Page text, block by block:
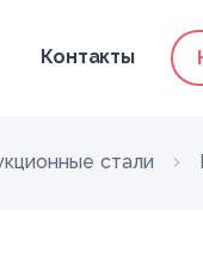
Контакты
стали